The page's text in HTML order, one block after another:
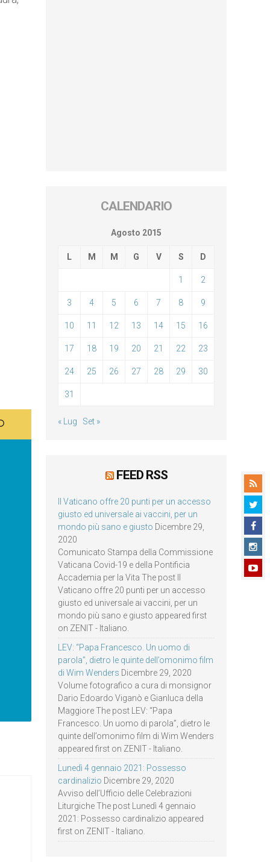
CALENDARIO
Agosto 2015
L M M G V S D
1 2
3 4 5 6 7 8 9
10 11 12 13 14 15 16
17 18 19 20 21 22 23
24 25 26 27 28 29 30
31
« Lug Set »
FEED RSS
Il Vaticano offre 20 punti per un accesso
giusto ed universale ai vaccini, per un
mondo più sano e giusto Dicembre 29,
2020
Comunicato Stampa della Commissione
Vaticana Covid-19 e della Pontificia
Accademia per la Vita The post Il
Vaticano offre 20 punti per un accesso
giusto ed universale ai vaccini, per un
mondo più sano e giusto appeared first
on ZENIT - Italiano.
LEV: “Papa Francesco. Un uomo di
parola”, dietro le quinte dell’omonimo film
di Wim Wenders Dicembre 29, 2020
Volume fotografico a cura di monsignor
Dario Edoardo Viganò e Gianluca della
Maggiore The post LEV: “Papa
Francesco. Un uomo di parola”, dietro le
quinte dell’omonimo film di Wim Wenders
appeared first on ZENIT - Italiano.
Lunedì 4 gennaio 2021: Possesso
cardinalizio Dicembre 29, 2020
Avviso dell’Ufficio delle Celebrazioni
Liturgiche The post Lunedì 4 gennaio
2021: Possesso cardinalizio appeared
first on ZENIT - Italiano.